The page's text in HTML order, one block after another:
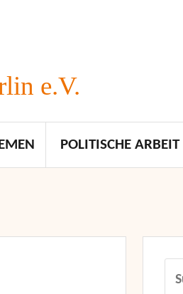
e.V.
POLITISCHE ARBEIT